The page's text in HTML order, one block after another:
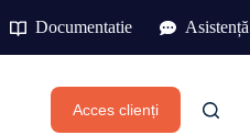
Documentatie Asistență
Acces clienți